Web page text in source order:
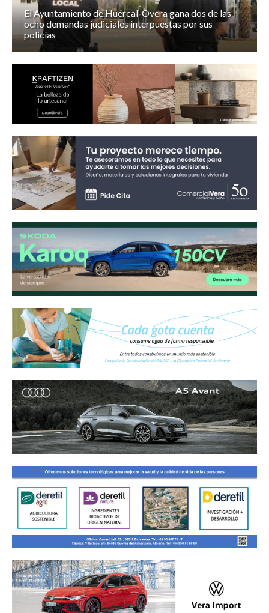
El Ayuntamiento de Huércal-Overa gana dos de las
ocho demandas judiciales interpuestas por sus
policías